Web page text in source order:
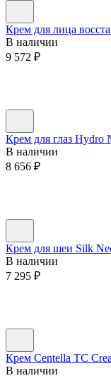
Крем для лица
В наличии
9 572 ₽
Крем для глаз Hydro
В наличии
8 656 ₽
Крем для шеи Silk
В наличии
7 295 ₽
Крем Centella TC
В наличии